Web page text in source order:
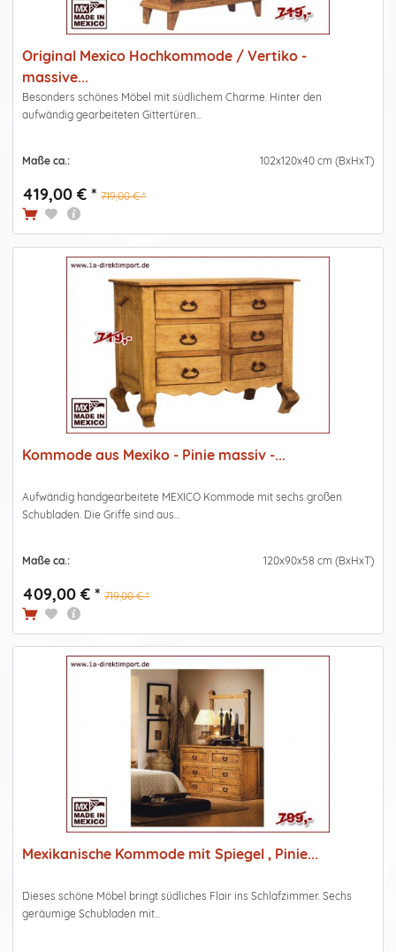
Original Mexico Hochkommode / Vertiko -
massive...
Besonders schönes Möbel mit südlichem Charme. Hinter den
aufwändig gearbeiteten Gittertüren...
Maße ca.: 102x120x40 cm (BxHxT)
419,00 € * 719,00 € *
Kommode aus Mexiko - Pinie massiv -...
Aufwändig handgearbeitete MEXICO Kommode mit sechs großen
Schubladen. Die Griffe sind aus...
Maße ca.: 120x90x58 cm (BxHxT)
409,00 € * 719,00 € *
Mexikanische Kommode mit Spiegel , Pinie...
Dieses schöne Möbel bringt südliches Flair ins Schlafzimmer. Sechs
geräumige Schubladen mit...